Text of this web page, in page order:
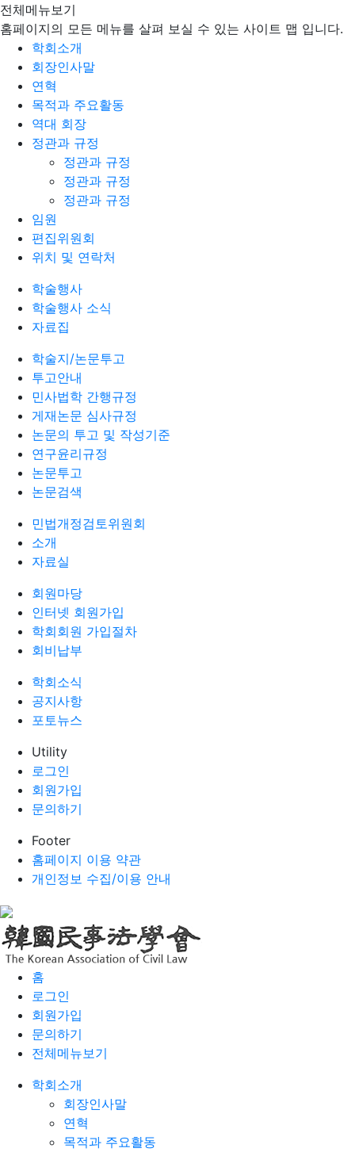
전체메뉴보기
홈페이지의 모든 메뉴를 살펴 보실 수 있는 사이트 맵 입니다.
학회소개
회장인사말
연혁
목적과 주요활동
역대 회장
정관과 규정
정관과 규정
정관과 규정
정관과 규정
임원
편집위원회
위치 및 연락처
학술행사
학술행사 소식
자료집
학술지/논문투고
투고안내
민사법학 간행규정
게재논문 심사규정
논문의 투고 및 작성기준
연구윤리규정
논문투고
논문검색
민법개정검토위원회
소개
자료실
회원마당
인터넷 회원가입
학회회원 가입절차
회비납부
학회소식
공지사항
포토뉴스
Utility
로그인
회원가입
문의하기
Footer
홈페이지 이용 약관
개인정보 수집/이용 안내
홈
로그인
회원가입
문의하기
전체메뉴보기
학회소개
회장인사말
연혁
목적과 주요활동